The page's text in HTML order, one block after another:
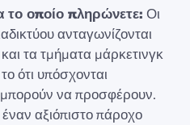
το οποίο πληρώνετε: Οι
ανταγωνίζονται
τα τμήματα μάρκετινγκ
ότι υπόσχονται
να προσφέρουν.
αξιόπιστο πάροχο